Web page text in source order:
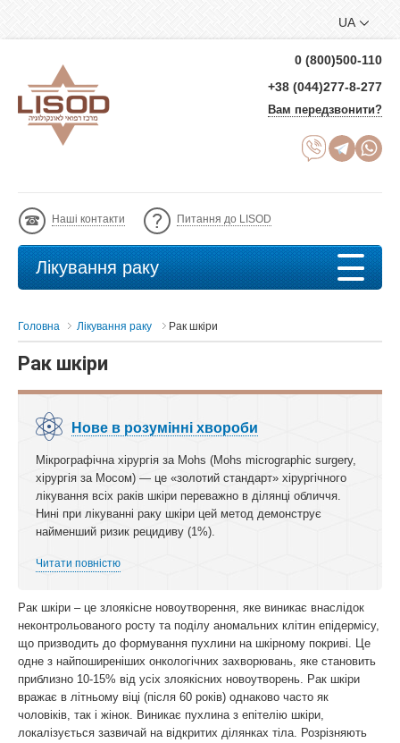
UA
0 (800)500-110
+38 (044)277-8-277
Вам передзвонити?
Наші контакти Питання до LISOD
Лікування раку
Головна Лікування раку Рак шкіри
Рак шкіри
Нове в розумінні хвороби
Мікрографічна хірургія за Mohs (Mohs micrographic surgery,
хірургія за Мосом) — це «золотий стандарт» хірургічного
лікування всіх раків шкіри переважно в ділянці обличчя.
Нині при лікуванні раку шкіри цей метод демонструє
найменший ризик рецидиву (1%).
Читати повністю
Рак шкіри – це злоякісне новоутворення, яке виникає внаслідок
неконтрольованого росту та поділу аномальних клітин епідермісу,
що призводить до формування пухлини на шкірному покриві. Це
одне з найпоширеніших онкологічних захворювань, яке становить
приблизно 10-15% від усіх злоякісних новоутворень. Рак шкіри
вражає в літньому віці (після 60 років) однаково часто як
чоловіків, так і жінок. Виникає пухлина з епітелію шкіри,
локалізується зазвичай на відкритих ділянках тіла. Розрізняють